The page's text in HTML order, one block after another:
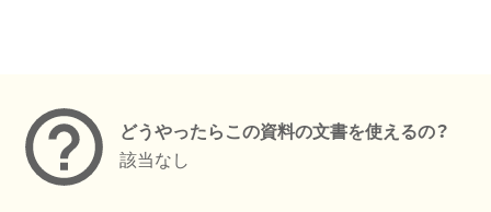
どうやったらこの資料の文書を使えるの？
該当なし